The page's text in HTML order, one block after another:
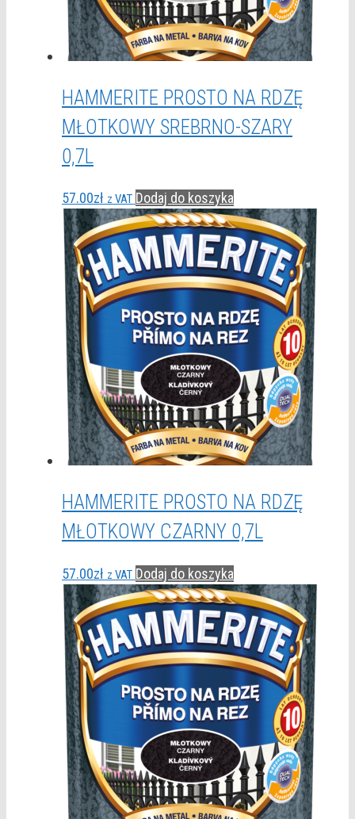
HAMMERITE PROSTO NA RDZĘ
MŁOTKOWY SREBRNO-SZARY
0,7L
57.00zł z VAT Dodaj do koszyka
HAMMERITE PROSTO NA RDZĘ
MŁOTKOWY CZARNY 0,7L
57.00zł z VAT Dodaj do koszyka